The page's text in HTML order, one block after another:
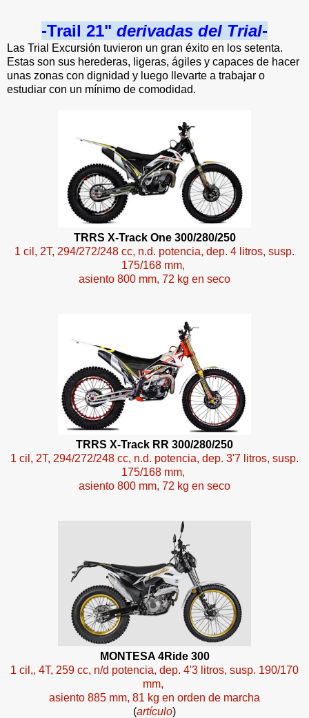
-Trail 21" derivadas del Trial-
Las Trial Excursión tuvieron un gran éxito en los setenta.
Estas son sus herederas, ligeras, ágiles y capaces de hacer
unas zonas con dignidad y luego llevarte a trabajar o
estudiar con un mínimo de comodidad.
TRRS X-Track One 300/280/250
1 cil, 2T, 294/272/248 cc, n.d. potencia, dep. 4 litros, susp.
175/168 mm,
asiento 800 mm, 72 kg en seco
TRRS X-Track RR 300/280/250
1 cil, 2T, 294/272/248 cc, n.d. potencia, dep. 3'7 litros, susp.
175/168 mm,
asiento 800 mm, 72 kg en seco
MONTESA 4Ride 300
1 cil,, 4T, 259 cc, n/d potencia, dep. 4'3 litros, susp. 190/170
mm,
asiento 885 mm, 81 kg en orden de marcha
(artículo)